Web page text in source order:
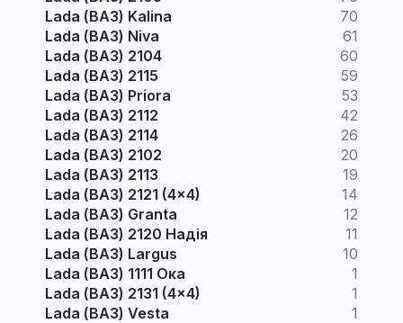
Lada (ВАЗ) Kalina
70
Lada (ВАЗ) Niva
61
Lada (ВАЗ) 2104
60
Lada (ВАЗ) 2115
59
Lada (ВАЗ) Priora
53
Lada (ВАЗ) 2112
42
Lada (ВАЗ) 2114
26
Lada (ВАЗ) 2102
20
Lada (ВАЗ) 2113
19
Lada (ВАЗ) 2121 (4x4)
14
Lada (ВАЗ) Granta
12
Lada (ВАЗ) 2120 Надія
11
Lada (ВАЗ) Largus
10
Lada (ВАЗ) 1111 Ока
1
Lada (ВАЗ) 2131 (4x4)
1
Lada (ВАЗ) Vesta
1